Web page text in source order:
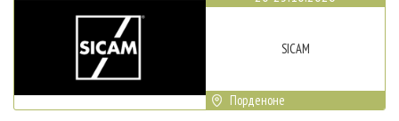
SICAM
Порденоне